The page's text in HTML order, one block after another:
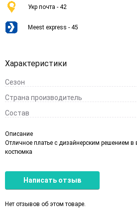
Укр почта - 42
Meest express - 45
Характеристики
Сезон
Страна производитель
Состав
Описание
Отличное платье с дизайнерским решением
костюмка
Написать отзыв
Нет отзывов об этом товаре.